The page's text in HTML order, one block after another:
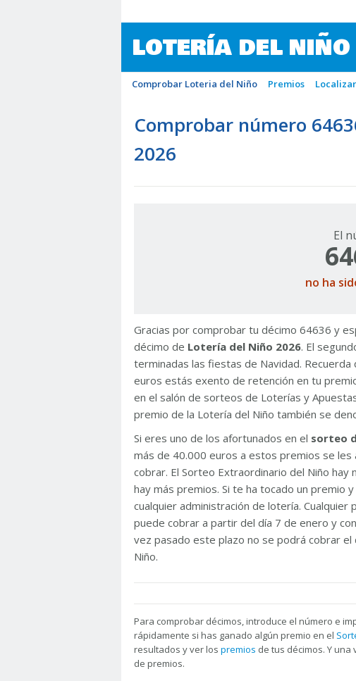
LOTERÍA DEL
Comprobar Loteria del Niño Premios
Comprobar número
2026
El
no ha
Gracias por comprobar tu décimo 64636 y
décimo de Lotería del Niño 2026. El
terminadas las fiestas de Navidad.
euros estás exento de retención en tu
en el salón de sorteos de Loterías y
premio de la Lotería del Niño también se
Si eres uno de los afortunados en el sorteo
más de 40.000 euros a estos premios se les
cobrar. El Sorteo Extraordinario del Niño
hay más premios. Si te ha tocado un premio
cualquier administración de lotería.
puede cobrar a partir del día 7 de enero y
vez pasado este plazo no se podrá cobrar
Niño.
Para comprobar décimos, introduce el número e
rápidamente si has ganado algún premio en el
resultados y ver los premios de tus décimos. Y
de premios.